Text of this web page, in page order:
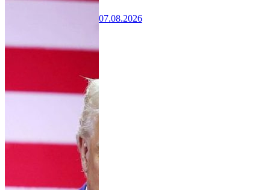
07.08.2026